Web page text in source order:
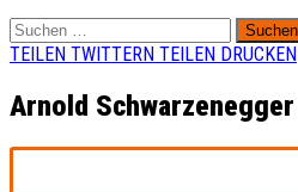
Suchen
nach:
TEILEN TWITTERN TEILEN DRUCKEN
Arnold Schwarzenegger